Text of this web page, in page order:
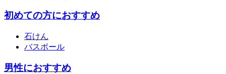
初めての方におすすめ
石けん
バスボール
男性におすすめ